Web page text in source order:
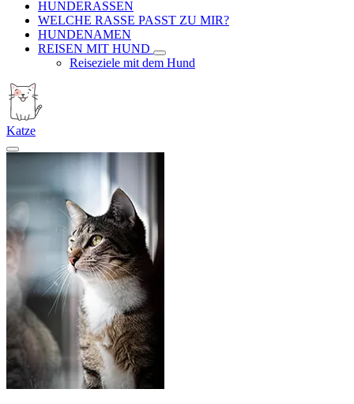
HUNDERASSEN
WELCHE RASSE PASST ZU MIR?
HUNDENAMEN
REISEN MIT HUND
Reiseziele mit dem Hund
Katze